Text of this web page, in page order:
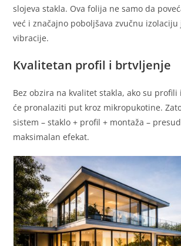
slojeva stakla. Ova folija ne samo da
već i značajno poboljšava zvučnu
vibracije.
Kvalitetan profil i brtvljenje
Bez obzira na kvalitet stakla, ako su
će pronalaziti put kroz mikropukotine.
sistem – staklo + profil + montaža –
maksimalan efekat.